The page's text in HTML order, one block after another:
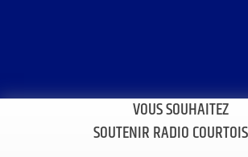
VOUS SOUHAITEZ
SOUTENIR RADIO